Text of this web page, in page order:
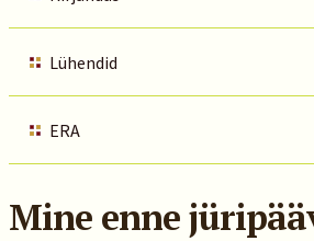
Lühendid
ERA
Mine enne